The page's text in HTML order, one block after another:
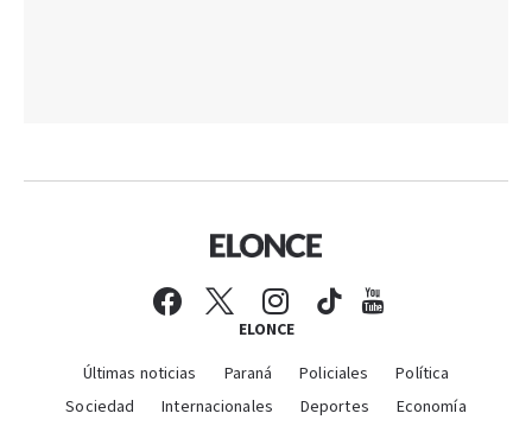
ELONCE
Últimas noticias Paraná Policiales
Política
Sociedad
Internacionales Deportes Economía